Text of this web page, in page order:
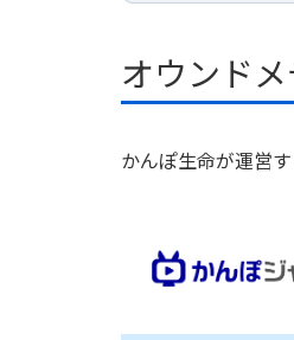
オウンド
かんぽ生命が運営